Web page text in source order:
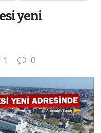
yeni
1 0